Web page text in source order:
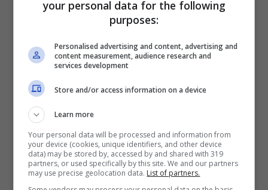
10GB dopo la quale la velocità cala fino a
64Kbps. E’ possibile avvalersi delle opzioni
anche su un tablet ricaricabile a 9, 19 e 24
euro al mese rispettivamente.
Passiamo aVodafone. che presenta due
offerte in abbonamento con vincolo
your personal data for the following
purposes:
Personalised advertising and content, advertising and
content measurement, audience research and
services development
Store and/or access information on a device
Learn more
Your personal data will be processed and information from
your device (cookies, unique identifiers, and other device
data) may be stored by, accessed by and shared with 319
partners, or used specifically by this site. We and our partners
may use precise geolocation data. List of partners.